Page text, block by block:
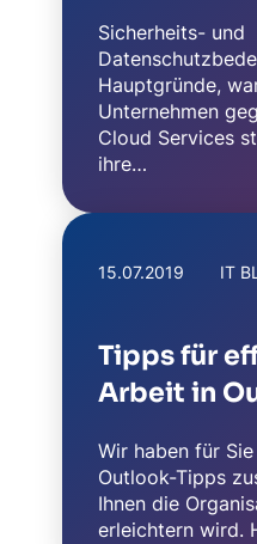
Sicherheits- und
Hauptgründe,
Unternehmen
Cloud Services
ihre…
15.07.2019 IT
Tipps für
Arbeit in
Wir haben für
Outlook-Tipps
Ihnen die
erleichtern wird.